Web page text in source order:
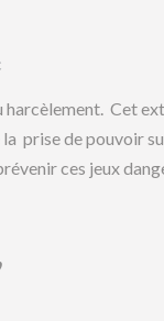
Cet
de pouvoir
ces jeux